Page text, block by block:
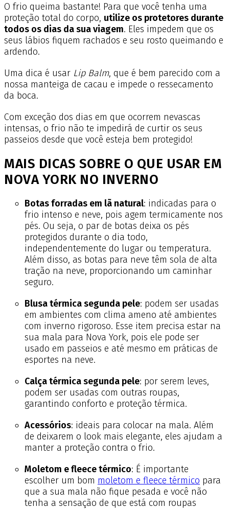
O frio queima bastante! Para que você tenha uma
proteção total do corpo, utilize os protetores durante
todos os dias da sua viagem. Eles impedem que os
seus lábios fiquem rachados e seu rosto queimando e
ardendo.
Uma dica é usar Lip Balm, que é bem parecido com a
nossa manteiga de cacau e impede o ressecamento
da boca.
Com exceção dos dias em que ocorrem nevascas
intensas, o frio não te impedirá de curtir os seus
passeios desde que você esteja bem protegido!
MAIS DICAS SOBRE O QUE USAR EM
NOVA YORK NO INVERNO
Botas forradas em lã natural: indicadas para o
frio intenso e neve, pois agem termicamente nos
pés. Ou seja, o par de botas deixa os pés
protegidos durante o dia todo,
independentemente do lugar ou temperatura.
Além disso, as botas para neve têm sola de alta
tração na neve, proporcionando um caminhar
seguro.
Blusa térmica segunda pele: podem ser usadas
em ambientes com clima ameno até ambientes
com inverno rigoroso. Esse item precisa estar na
sua mala para Nova York, pois ele pode ser
usado em passeios e até mesmo em práticas de
esportes na neve.
Calça térmica segunda pele: por serem leves,
podem ser usadas com outras roupas,
garantindo conforto e proteção térmica.
Acessórios: ideais para colocar na mala. Além
de deixarem o look mais elegante, eles ajudam a
manter a proteção contra o frio.
Moletom e fleece térmico: É importante
escolher um bom moletom e fleece térmico para
que a sua mala não fique pesada e você não
tenha a sensação de que está com roupas